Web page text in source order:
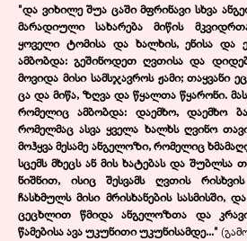
"და ვიხილე შუა ცაში მფრინავი სხვა
მარადიული სახარება მიწის
ყოველი ტომისა და ხალხის, ენისა და
ამბობდა: გეშინოდეთ ღვთისა და
მოვიდა მისი სამსჯავროს ჟამი; თაყვანი
ცა და მიწა, ზღვა და წყალთა წყარონი.
რომელიც ამბობდა: დაემხო, დაემხო
რომელმაც ასვა ყველა ხალხს ღვინო
მოჰყვა მესამე ანგელოზი, რომელიც
სცემს მხეცს ან მის ხატებას და შუბლსა
ნიშნით, ისიც შესვამს ღვთის
ჩასხმულს მისი მრისხანების სასმისში,
ცეცხლით წმიდა ანგელოზთა და
წამებისა ავა უკუნითი უკუნისამდე..."